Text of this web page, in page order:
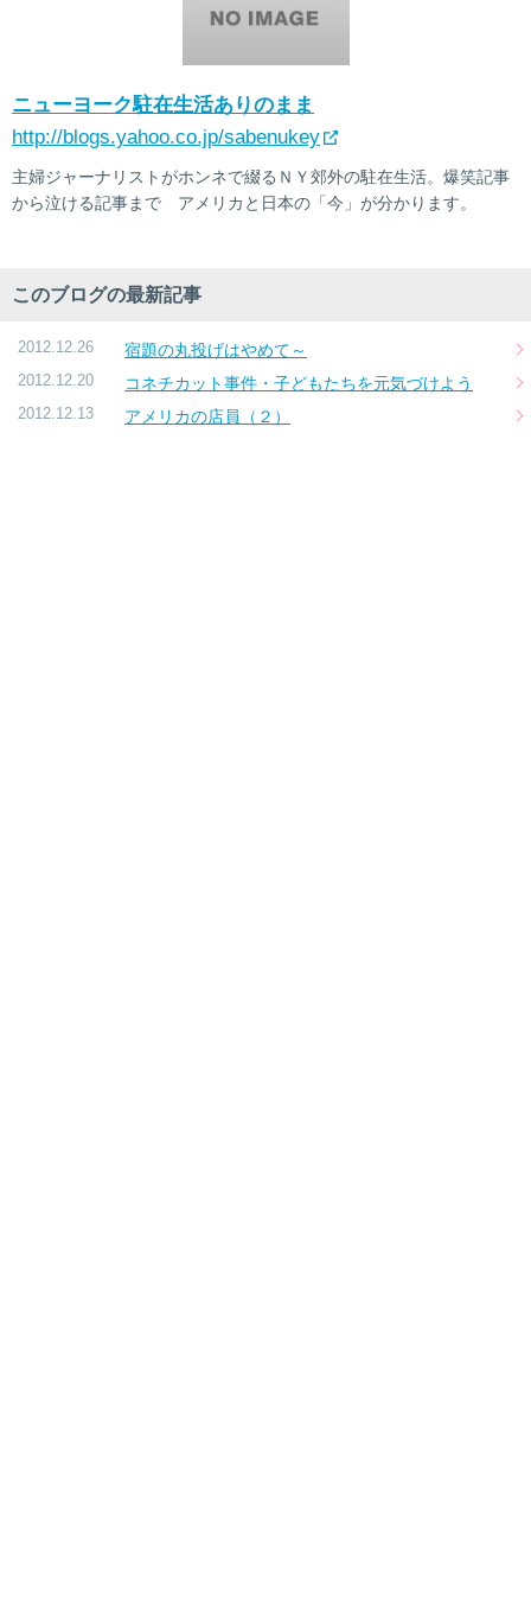
ニューヨーク駐在生活ありのまま
http://blogs.yahoo.co.jp/sabenukey
主婦ジャーナリストがホンネで綴るＮＹ郊外の駐在生活。爆笑記事
から泣ける記事まで アメリカと日本の「今」が分かります。
このブログの最新記事
2012.12.26 宿題の丸投げはやめて～
2012.12.20 コネチカット事件・子どもたちを元気づけよう
2012.12.13 アメリカの店員（２）